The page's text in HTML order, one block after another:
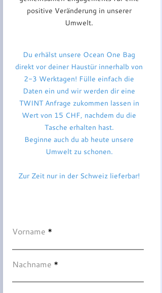
positive Veränderung in unserer
Umwelt.
Du erhälst unsere Ocean One Bag
direkt vor deiner Haustür innerhalb von
2-3 Werktagen! Fülle einfach die
Daten ein und wir werden dir eine
TWINT Anfrage zukommen lassen in
Wert von 15 CHF, nachdem du die
Tasche erhalten hast.
Beginne auch du ab heute unsere
Umwelt zu schonen.
Zur Zeit nur in der Schweiz lieferbar!
Vorname
Nachname